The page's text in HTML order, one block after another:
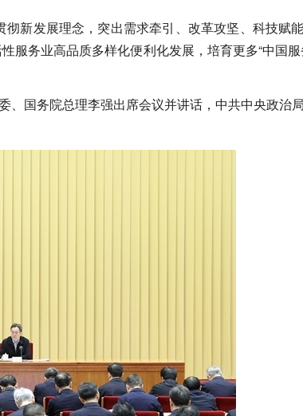
新发展理念，突出需求牵引、改革攻坚、科技赋
务业高品质多样化便利化发展，培育更多“中国服
国务院总理李强出席会议并讲话，中共中央政治